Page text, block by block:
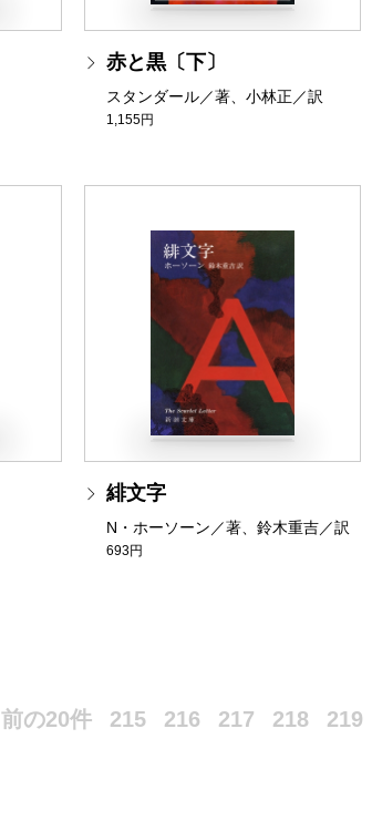
赤と黒〔下〕
スタンダール／著、小林正／訳
1,155円
緋文字
N・ホーソーン／著、鈴木重吉／訳
693円
前の20件 215 216 217 218 219